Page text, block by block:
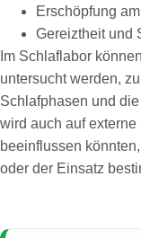
Erschöpfung
Gereiztheit und
Im Schlaflabor
untersucht werden,
Schlafphasen und
wird auch auf
beeinflussen
oder der Einsatz